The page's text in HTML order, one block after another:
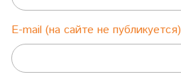
E-mail (на сайте не публикуется)